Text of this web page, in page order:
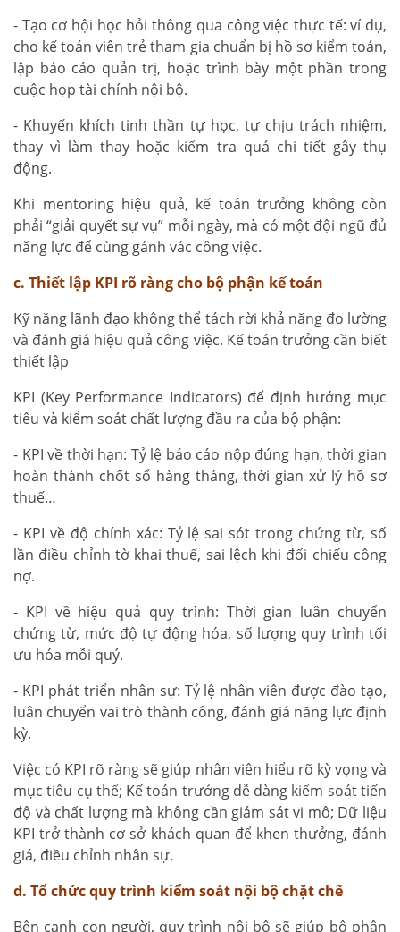
- Tạo cơ hội học hỏi thông qua công việc thực tế: ví dụ,
cho kế toán viên trẻ tham gia chuẩn bị hồ sơ kiểm toán,
lập báo cáo quản trị, hoặc trình bày một phần trong
cuộc họp tài chính nội bộ.
- Khuyến khích tinh thần tự học, tự chịu trách nhiệm,
thay vì làm thay hoặc kiểm tra quá chi tiết gây thụ
động.
Khi mentoring hiệu quả, kế toán trưởng không còn
phải “giải quyết sự vụ” mỗi ngày, mà có một đội ngũ đủ
năng lực để cùng gánh vác công việc.
c. Thiết lập KPI rõ ràng cho bộ phận kế toán
Kỹ năng lãnh đạo không thể tách rời khả năng đo lường
và đánh giá hiệu quả công việc. Kế toán trưởng cần biết
thiết lập
KPI (Key Performance Indicators) để định hướng mục
tiêu và kiểm soát chất lượng đầu ra của bộ phận:
- KPI về thời hạn: Tỷ lệ báo cáo nộp đúng hạn, thời gian
hoàn thành chốt sổ hàng tháng, thời gian xử lý hồ sơ
thuế…
- KPI về độ chính xác: Tỷ lệ sai sót trong chứng từ, số
lần điều chỉnh tờ khai thuế, sai lệch khi đối chiếu công
nợ.
- KPI về hiệu quả quy trình: Thời gian luân chuyển
chứng từ, mức độ tự động hóa, số lượng quy trình tối
ưu hóa mỗi quý.
- KPI phát triển nhân sự: Tỷ lệ nhân viên được đào tạo,
luân chuyển vai trò thành công, đánh giá năng lực định
kỳ.
Việc có KPI rõ ràng sẽ giúp nhân viên hiểu rõ kỳ vọng và
mục tiêu cụ thể; Kế toán trưởng dễ dàng kiểm soát tiến
độ và chất lượng mà không cần giám sát vi mô; Dữ liệu
KPI trở thành cơ sở khách quan để khen thưởng, đánh
giá, điều chỉnh nhân sự.
d. Tổ chức quy trình kiểm soát nội bộ chặt chẽ
Bên cạnh con người, quy trình nội bộ sẽ giúp bộ phận